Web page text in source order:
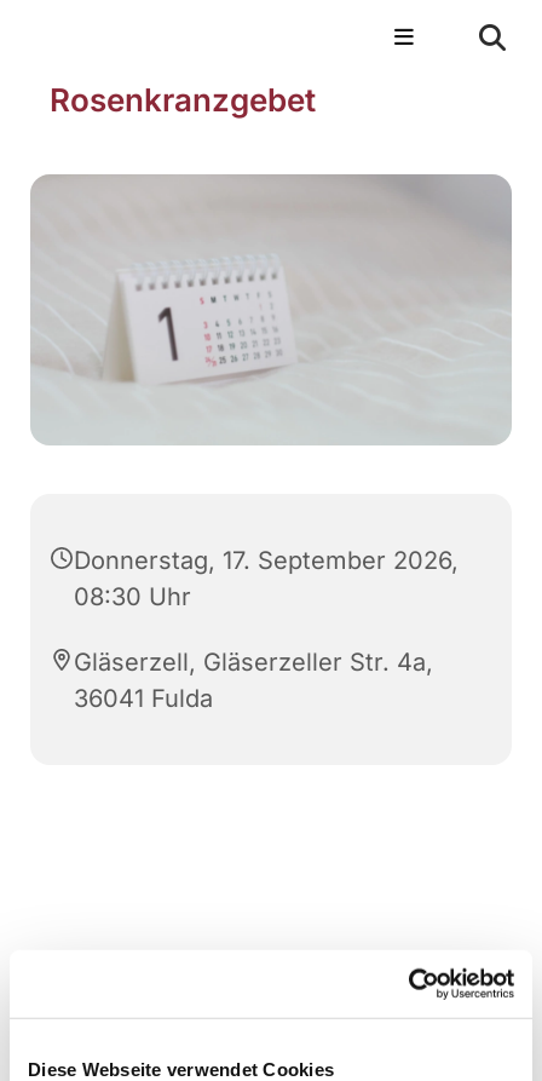
Diese Webseite verwendet Cookies
Rosenkranzgebet
Donnerstag, 17. September 2026,
08:30 Uhr
Gläserzell, Gläserzeller Str. 4a,
36041 Fulda